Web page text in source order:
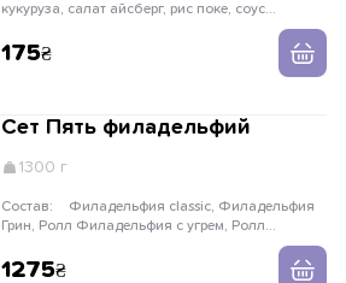
кукуруза, салат айсберг, рис поке, соус
175
Сет Пять филадельфий
1300 г
Состав:
Грин, Ролл Филадельфия с угрем, Ролл
Филадельфия с тунцом, Ролл Фила с креветкой
1275